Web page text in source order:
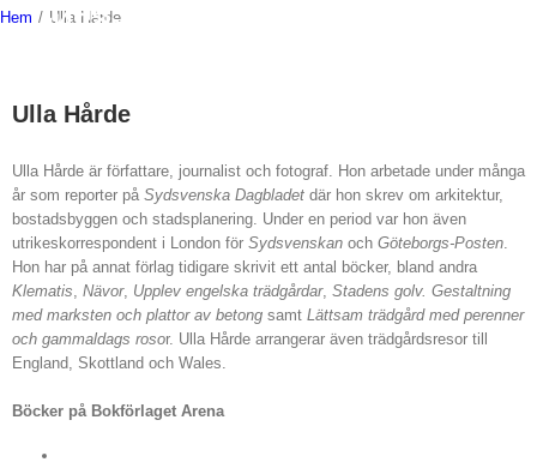
Fortsätt
Hem / Ulla Hårde
Ulla Hårde
Ulla Hårde är författare, journalist och fotograf. Hon arbetade under många
år som reporter på Sydsvenska Dagbladet där hon skrev om arkitektur,
bostadsbyggen och stadsplanering. Under en period var hon även
utrikeskorrespondent i London för Sydsvenskan och Göteborgs-Posten.
Hon har på annat förlag tidigare skrivit ett antal böcker, bland andra
Klematis, Nävor, Upplev engelska trädgårdar, Stadens golv. Gestaltning
med marksten och plattor av betong samt Lättsam trädgård med perenner
och gammaldags rosor. Ulla Hårde arrangerar även trädgårdsresor till
England, Skottland och Wales.
Böcker på Bokförlaget Arena